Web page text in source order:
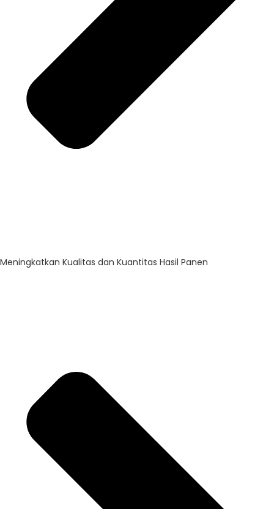
Meningkatkan Kualitas dan Kuantitas Hasil Panen